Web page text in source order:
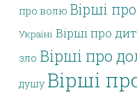
про волю Вірші
Україні Вірші про
зло Вірші про
душу Вірші